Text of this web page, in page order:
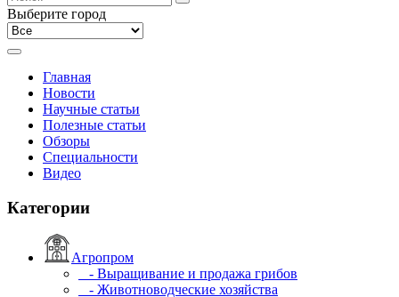
Выберите город
Главная
Новости
Научные статьи
Полезные статьи
Обзоры
Специальности
Видео
Категории
Агропром
- Выращивание и продажа грибов
- Животноводческие хозяйства